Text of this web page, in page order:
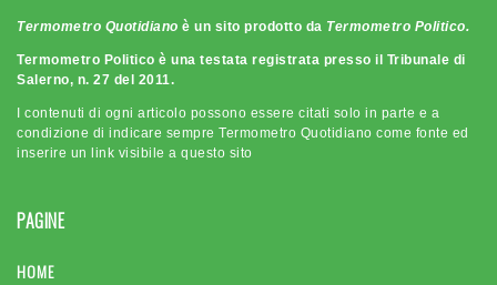
Termometro Quotidiano è un sito prodotto da Termometro Politico.
Termometro Politico è una testata registrata presso il Tribunale di
Salerno, n. 27 del 2011.
I contenuti di ogni articolo possono essere citati solo in parte e a
condizione di indicare sempre Termometro Quotidiano come fonte ed
inserire un link visibile a questo sito
PAGINE
HOME